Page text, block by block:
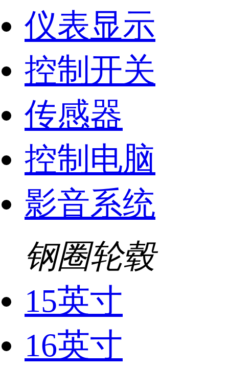
仪表显示
控制开关
传感器
控制电脑
影音系统
钢圈轮毂
15英寸
16英寸